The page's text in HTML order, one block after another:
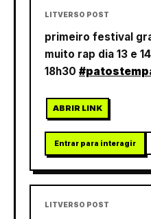
LITVERSO POST
primeiro festival
muito rap dia 13 e
18h30
ABRIR LINK
Entrar para interagir
LITVERSO POST